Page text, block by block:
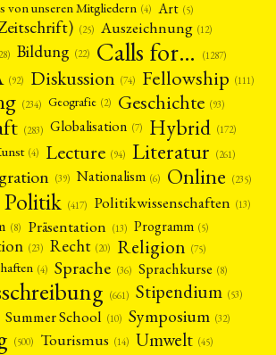
von unseren Mitgliedern (4) Art (5)
(25) Auszeichnung (12)
Bildung (22) Calls for… (1287)
(92) Diskussion (74) Fellowship (111)
(234) Geografie (2) Geschichte (93)
(283) Globalisation (7) Hybrid (172)
(4) Lecture (94) Literatur (261)
(39) Nationalism (6) Online (235)
Politik (417) Politikwissenschaften (13)
(8) Präsentation (13) Programm (5)
(23) Recht (20) Religion (75)
(4) Sprache (36) Sprachkurse (8)
(661) Stipendium (53)
Summer School (10) Symposium (32)
(500) Tourismus (14) Umwelt (45)